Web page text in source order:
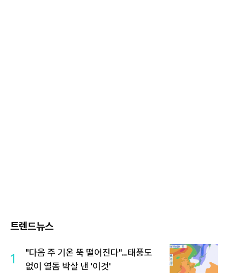
트렌드뉴스
1
"다음 주 기온 뚝 떨어진다"…태풍도
없이 열돔 박살 낸 '이것'